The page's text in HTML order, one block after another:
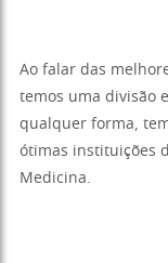
Ao falar das
temos uma divisão
qualquer forma,
ótimas instituições
Medicina.